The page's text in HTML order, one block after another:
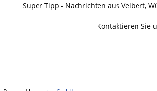
Super Tipp - Nachrichten aus Velbert,
Kontaktieren Sie